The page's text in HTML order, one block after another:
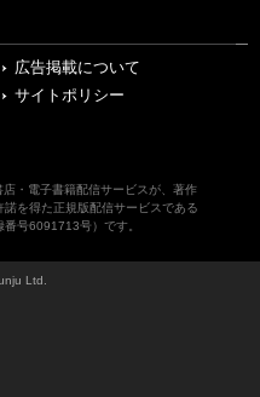
広告掲載について
サイトポリシー
・電子書籍配信サービスが、著作
を得た正規版配信サービスである
号6091713号）です。
Ltd.